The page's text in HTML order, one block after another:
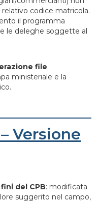
codice matricola.
il programma
le deleghe soggette al
file
ministeriale e la
Versione
del CPB: modificata
suggerito nel campo,